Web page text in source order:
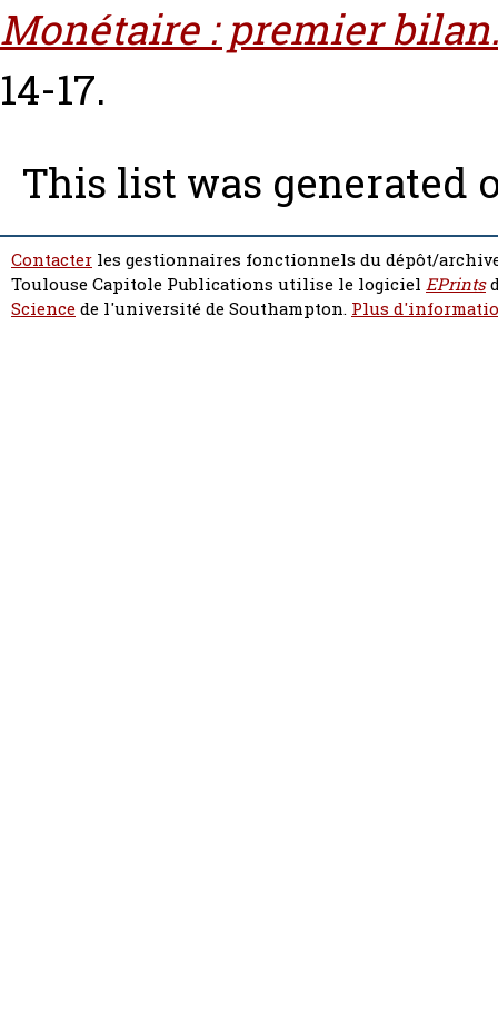
Monétaire : premier
14-17.
This list was generated
Contacter les gestionnaires fonctionnels du dépôt/
Toulouse Capitole Publications utilise le logiciel EPrints
Sciencede l'université de Southampton. Plus